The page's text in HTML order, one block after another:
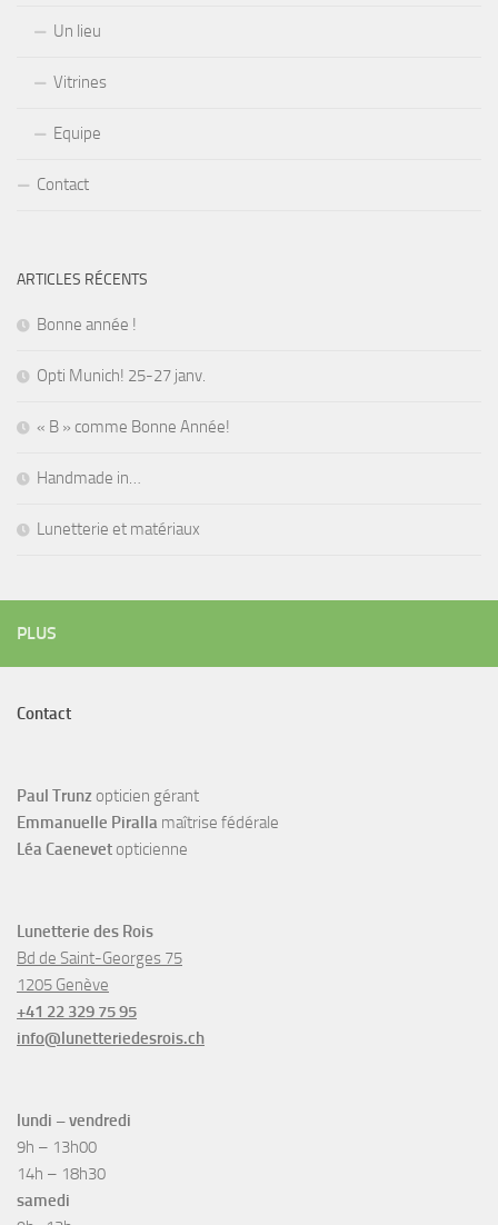
Un lieu
Vitrines
Equipe
Contact
ARTICLES RÉCENTS
Bonne année !
Opti Munich! 25-27 janv.
« B » comme Bonne Année!
Handmade in…
Lunetterie et matériaux
PLUS
Contact
Paul Trunz opticien gérant
Emmanuelle Piralla maîtrise fédérale
Léa Caenevet opticienne
Lunetterie des Rois
Bd de Saint-Georges 75
1205 Genève
+41 22 329 75 95
info@lunetteriedesrois.ch
lundi – vendredi
9h – 13h00
14h – 18h30
samedi